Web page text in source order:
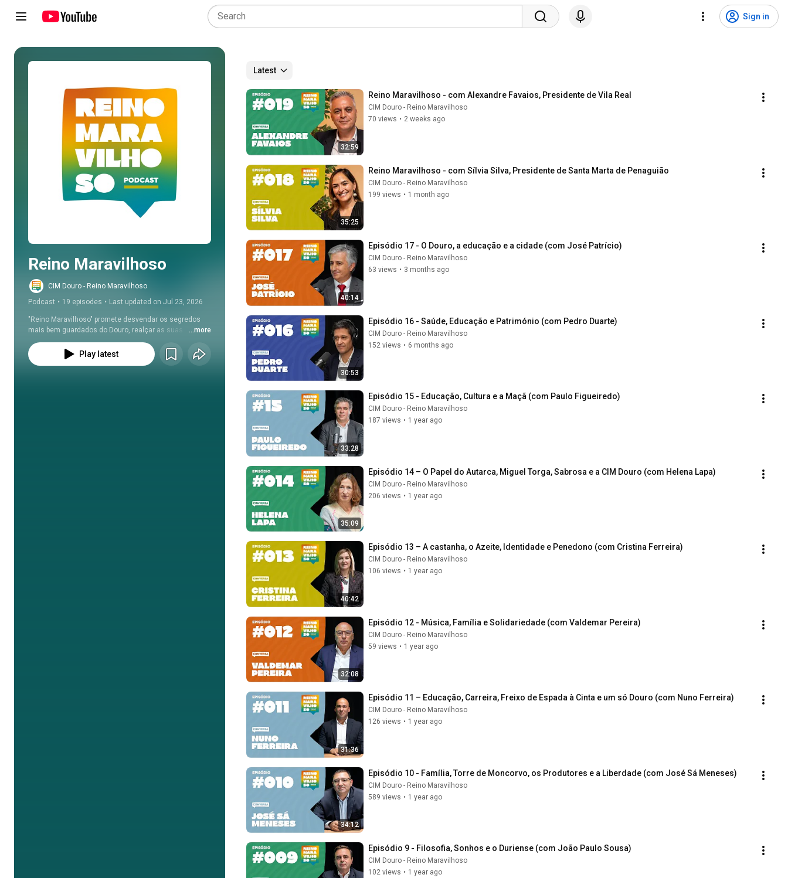
Sign in
Play all
Reino Maravilhoso
CIM Douro - Reino Maravilhoso
Podcast • 19 episodes • Last updated on Jul 23, 2026
"Reino Maravilhoso" promete desvendar os segredos
mais bem guardados do Douro, realçar as suas
tradições seculares e celebrar a harmoniosa
convivência entre a natureza e a intervenção humana.
...more
Play latest
Latest
32:59
Reino Maravilhoso - com Alexandre Favaios, Presidente de Vila Real
CIM Douro - Reino Maravilhoso
70 views • 2 weeks ago
35:25
Reino Maravilhoso - com Sílvia Silva, Presidente de Santa Marta de Penaguião
CIM Douro - Reino Maravilhoso
199 views • 1 month ago
40:14
Episódio 17 - O Douro, a educação e a cidade (com José Patrício)
CIM Douro - Reino Maravilhoso
63 views • 3 months ago
30:53
Episódio 16 - Saúde, Educação e Património (com Pedro Duarte)
CIM Douro - Reino Maravilhoso
152 views • 6 months ago
33:28
Episódio 15 - Educação, Cultura e a Maçã (com Paulo Figueiredo)
CIM Douro - Reino Maravilhoso
187 views • 1 year ago
35:09
Episódio 14 – O Papel do Autarca, Miguel Torga, Sabrosa e a CIM Douro (com Helena Lapa)
CIM Douro - Reino Maravilhoso
206 views • 1 year ago
40:42
Episódio 13 – A castanha, o Azeite, Identidade e Penedono (com Cristina Ferreira)
CIM Douro - Reino Maravilhoso
106 views • 1 year ago
32:08
Episódio 12 - Música, Família e Solidariedade (com Valdemar Pereira)
CIM Douro - Reino Maravilhoso
59 views • 1 year ago
31:36
Episódio 11 – Educação, Carreira, Freixo de Espada à Cinta e um só Douro (com Nuno Ferreira)
CIM Douro - Reino Maravilhoso
126 views • 1 year ago
34:12
Episódio 10 - Família, Torre de Moncorvo, os Produtores e a Liberdade (com José Sá Meneses)
CIM Douro - Reino Maravilhoso
589 views • 1 year ago
Episódio 9 - Filosofia, Sonhos e o Duriense (com João Paulo Sousa)
CIM Douro - Reino Maravilhoso
102 views • 1 year ago